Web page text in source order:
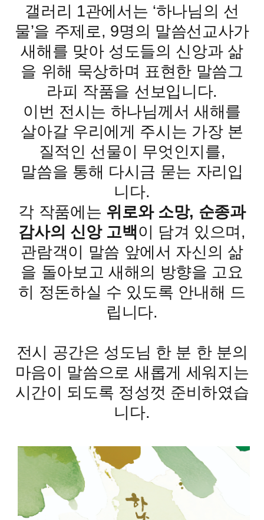
갤러리 1관에서는 ‘하나님의 선
물’을 주제로, 9명의 말씀선교사가
새해를 맞아 성도들의 신앙과 삶
을 위해 묵상하며 표현한 말씀그
라피 작품을 선보입니다.
이번 전시는 하나님께서 새해를
살아갈 우리에게 주시는 가장 본
질적인 선물이 무엇인지를,
말씀을 통해 다시금 묻는 자리입
니다.
각 작품에는 위로와 소망, 순종과
감사의 신앙 고백이 담겨 있으며,
관람객이 말씀 앞에서 자신의 삶
을 돌아보고 새해의 방향을 고요
히 정돈하실 수 있도록 안내해 드
립니다.
전시 공간은 성도님 한 분 한 분의
마음이 말씀으로 새롭게 세워지는
시간이 되도록 정성껏 준비하였습
니다.